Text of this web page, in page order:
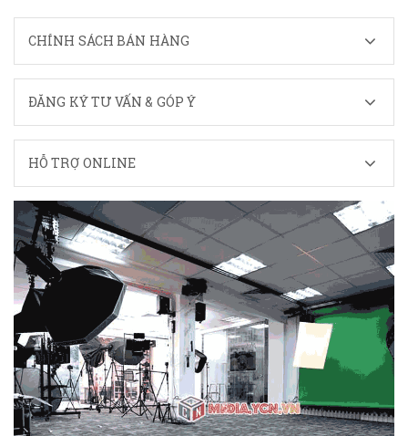
CHÍNH SÁCH BÁN HÀNG
ĐĂNG KÝ TƯ VẤN & GÓP Ý
HỖ TRỢ ONLINE